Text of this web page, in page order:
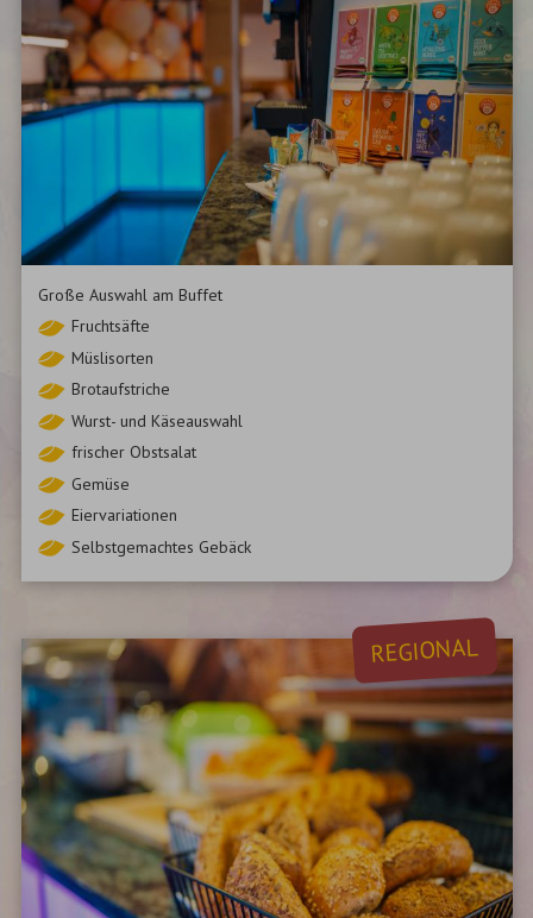
Große Auswahl am Buffet
Fruchtsäfte
Müslisorten
Brotaufstriche
Wurst- und Käseauswahl
frischer Obstsalat
Gemüse
Eiervariationen
Selbstgemachtes Gebäck
REGIONAL